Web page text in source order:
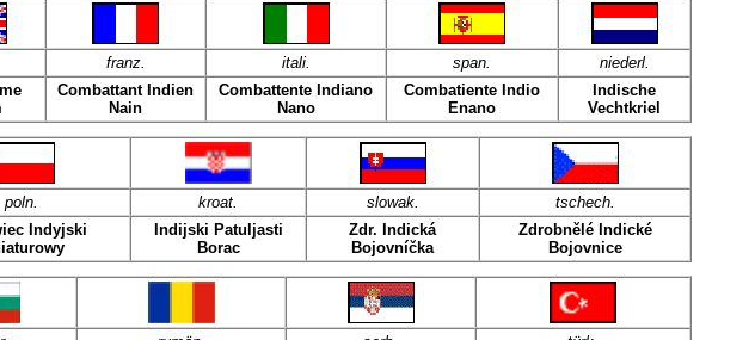
franz. itali. span.
niederl.
Combattant Indien
Nain
Combattente Indiano
Nano
Combatiente Indio
Enano
Indische
Vechtkriel
poln. kroat. slowak.
tschech.
Indyjski
Indijski Patuljasti
Borac
Zdr. Indická
Bojovníčka
Zdrobnělé Indické
Bojovnice